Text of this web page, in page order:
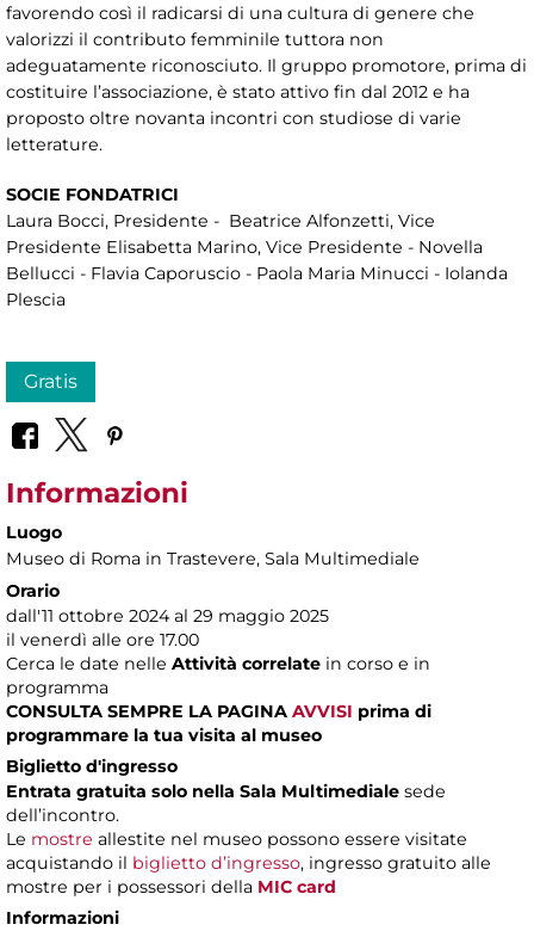
favorendo così il radicarsi di una cultura di genere che
valorizzi il contributo femminile tuttora non
adeguatamente riconosciuto. Il gruppo promotore, prima di
costituire l’associazione, è stato attivo fin dal 2012 e ha
proposto oltre novanta incontri con studiose di varie
letterature.
SOCIE FONDATRICI
Laura Bocci, Presidente - Beatrice Alfonzetti, Vice
Presidente Elisabetta Marino, Vice Presidente - Novella
Bellucci - Flavia Caporuscio - Paola Maria Minucci - Iolanda
Plescia
Gratis
Informazioni
Luogo
Museo di Roma in Trastevere, Sala Multimediale
Orario
dall'11 ottobre 2024 al 29 maggio 2025
il venerdì alle ore 17.00
Cerca le date nelle Attività correlate in corso e in
programma
CONSULTA SEMPRE LA PAGINA AVVISI prima di
programmare la tua visita al museo
Biglietto d'ingresso
Entrata gratuita solo nella Sala Multimediale sede
dell’incontro.
Le mostre allestite nel museo possono essere visitate
acquistando il biglietto d’ingresso, ingresso gratuito alle
mostre per i possessori della MIC card
Informazioni